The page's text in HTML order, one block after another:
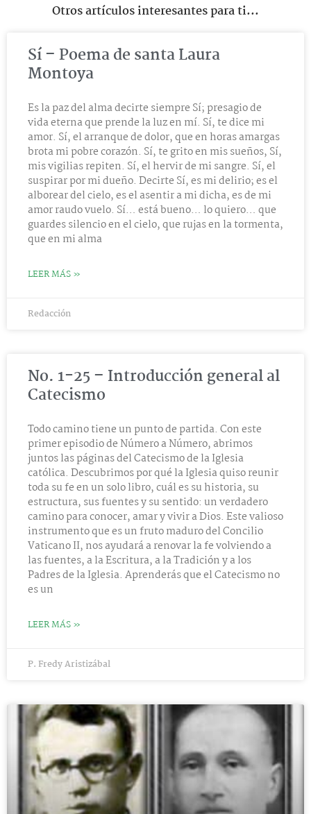
Otros artículos interesantes para ti...
Sí – Poema de santa Laura
Montoya
Es la paz del alma decirte siempre Sí; presagio de
vida eterna que prende la luz en mí. Sí, te dice mi
amor. Sí, el arranque de dolor, que en horas amargas
brota mi pobre corazón. Sí, te grito en mis sueños, Sí,
mis vigilias repiten. Sí, el hervir de mi sangre. Sí, el
suspirar por mi dueño. Decirte Sí, es mi delirio; es el
alborear del cielo, es el asentir a mi dicha, es de mi
amor raudo vuelo. Sí… está bueno… lo quiero… que
guardes silencio en el cielo, que rujas en la tormenta,
que en mi alma
LEER MÁS »
Redacción
No. 1-25 – Introducción general al
Catecismo
Todo camino tiene un punto de partida. Con este
primer episodio de Número a Número, abrimos
juntos las páginas del Catecismo de la Iglesia
católica. Descubrimos por qué la Iglesia quiso reunir
toda su fe en un solo libro, cuál es su historia, su
estructura, sus fuentes y su sentido: un verdadero
camino para conocer, amar y vivir a Dios. Este valioso
instrumento que es un fruto maduro del Concilio
Vaticano II, nos ayudará a renovar la fe volviendo a
las fuentes, a la Escritura, a la Tradición y a los
Padres de la Iglesia. Aprenderás que el Catecismo no
es un
LEER MÁS »
P. Fredy Aristizábal